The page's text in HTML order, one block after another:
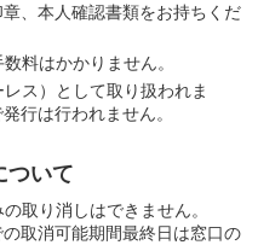
、本人確認書類をお持ちくだ
料はかかりません。
ス）として取り扱われま
行は行われません。
ついて
取り消しはできません。
取消可能期間最終日は窓口の